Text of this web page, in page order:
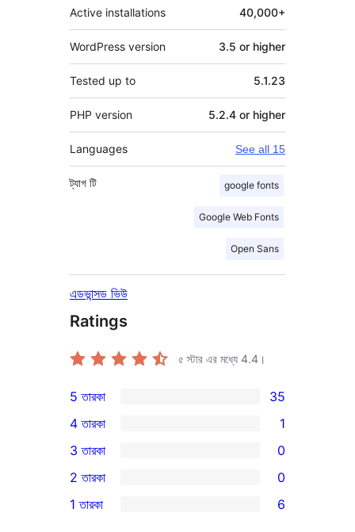
Active installations 40,000+
WordPress version 3.5 or higher
Tested up to 5.1.23
PHP version 5.2.4 or higher
Languages See all 15
ট্যাগ google fonts
Google Web Fonts
Open Sans
টি
এডভান্সড ভিউ
Ratings
৫ স্টার এর মধ্যে 4.4 ।
35টি
5-
স্টার
রিভিউ
5 তারকা 35
4-
স্টার
রিভিউ
4 তারকা 1
0টি
3-
স্টার
3 তারকা 0
2-
2 তারকা 0
1 তারকা 6